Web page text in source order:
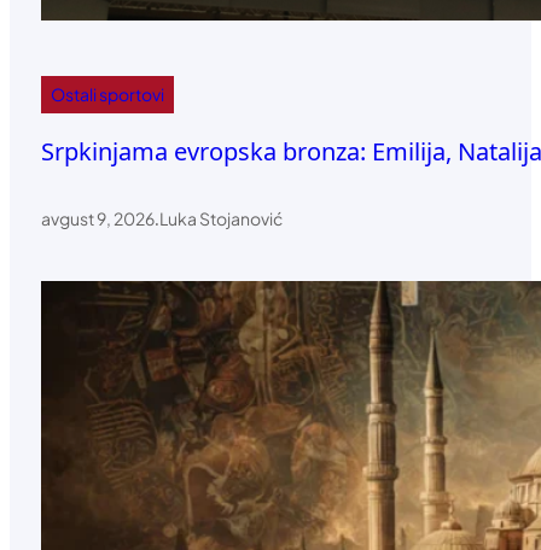
Ostali sportovi
Srpkinjama evropska bronza: Emilija,
avgust 9, 2026.Luka Stojanović